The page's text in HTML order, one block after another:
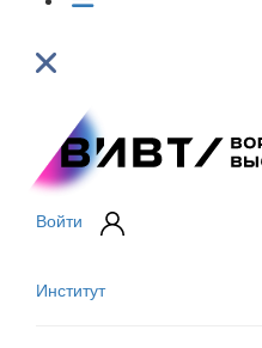
Войти
Институт